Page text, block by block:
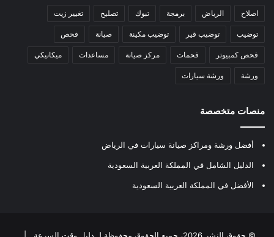
اصلاح الرياض برمجة تبوك تصليح تغيير زيت
توضيب توضيب قير توضيب مكينة صيانة فحص
فحص كمبيوتر فحمات مركز صيانة مساعدات ميكانيكي
ورشة ورشة سيارات
منصات متخصصة
أفضل ورشة ومراكز صيانة سيارات في الرياض
الدليل الشامل في المملكة العربية السعودية
الأفضل في المملكة العربية السعودية
© حقوق النشر 2026، جميع الحقوق محفوظة لـ دليل وقت السرعة